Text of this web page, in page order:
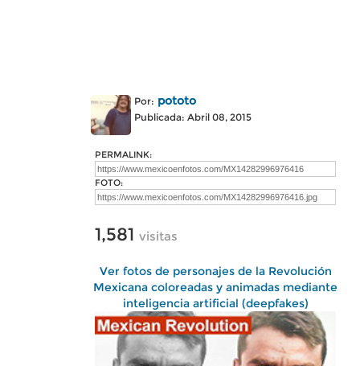
Por: pototo
Publicada: Abril 08, 2015
PERMALINK:
FOTO:
1,581 visitas
Ver fotos de personajes de la Revolución
Mexicana coloreadas y animadas mediante
inteligencia artificial (deepfakes)